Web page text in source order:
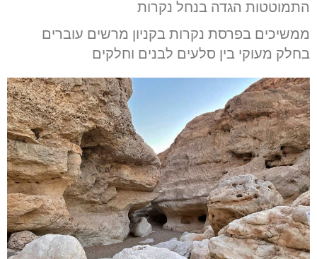
התמוטטות הגדה בנחל נקרות
ממשיכים בפרסת נקרות בקניון מרשים עוברים
בחלק מעוקי בין סלעים לבנים וחלקים